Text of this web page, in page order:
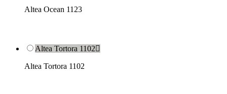
Altea Ocean 1123
Altea Tortora 1102
Altea Tortora 1102